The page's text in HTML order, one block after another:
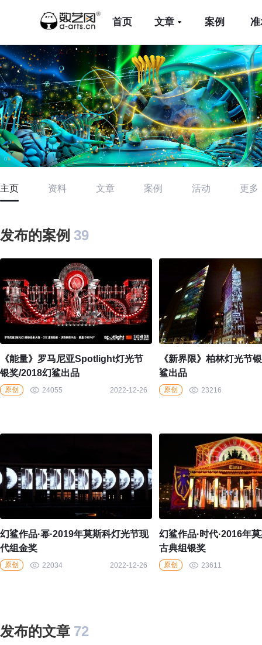
首页 文章 案例
主页 资料 文章 案例 活动 更多
发布的案例 39
《能量》罗马尼亚Spotlight灯光节
银奖/2018幻鲨出品
原创 24055 2022-12-26
《新界限》柏林灯光节
鲨出品
原创 23216
幻鲨作品·幂·2019年莫斯科灯光节现
代组金奖
原创 22034 2022-12-26
幻鲨作品·时代·2016年
古典组银奖
原创 23611
发布的文章 72